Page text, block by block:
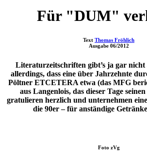
Für "DUM"
Text Thomas Fröhlich
Ausgabe 06/2012
Literaturzeitschriften gibt’s ja gar nicht
allerdings, dass eine über Jahrzehnte
Pöltner ETCETERA etwa (das MFG
aus Langenlois, das dieser Tage
gratulieren herzlich und unternehmen
die 90er – für anständige
Foto zVg